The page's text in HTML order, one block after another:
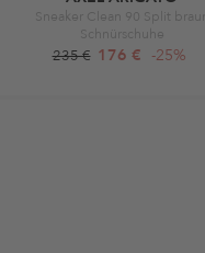
Sneaker Clean 90 Split braun
Schnürschuhe
235 € 176 € -25%